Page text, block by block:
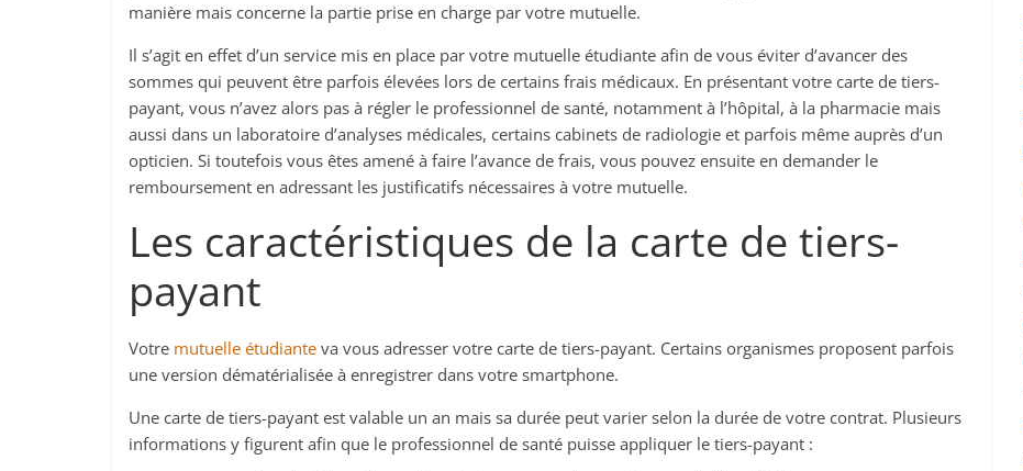
manière mais concerne la partie prise en charge par votre mutuelle.
Il s’agit en effet d’un service mis en place par votre mutuelle étudiante afin de vous éviter d’avancer des
sommes qui peuvent être parfois élevées lors de certains frais médicaux. En présentant votre carte de tiers-
payant, vous n’avez alors pas à régler le professionnel de santé, notamment à l’hôpital, à la pharmacie mais
aussi dans un laboratoire d’analyses médicales, certains cabinets de radiologie et parfois même auprès d’un
opticien. Si toutefois vous êtes amené à faire l’avance de frais, vous pouvez ensuite en demander le
remboursement en adressant les justificatifs nécessaires à votre mutuelle.
Les caractéristiques de la carte de tiers-
payant
Votre mutuelle étudiante va vous adresser votre carte de tiers-payant. Certains organismes proposent parfois
une version dématérialisée à enregistrer dans votre smartphone.
Une carte de tiers-payant est valable un an mais sa durée peut varier selon la durée de votre contrat. Plusieurs
informations y figurent afin que le professionnel de santé puisse appliquer le tiers-payant :